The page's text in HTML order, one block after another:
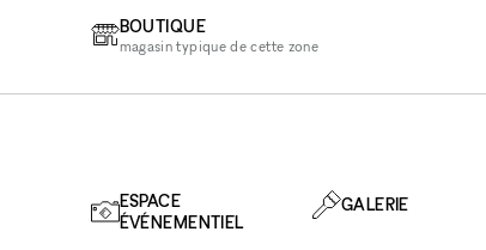
BOUTIQUE
magasin typique de cette zone
ESPACE
ÉVÉNEMENTIEL
GALERIE